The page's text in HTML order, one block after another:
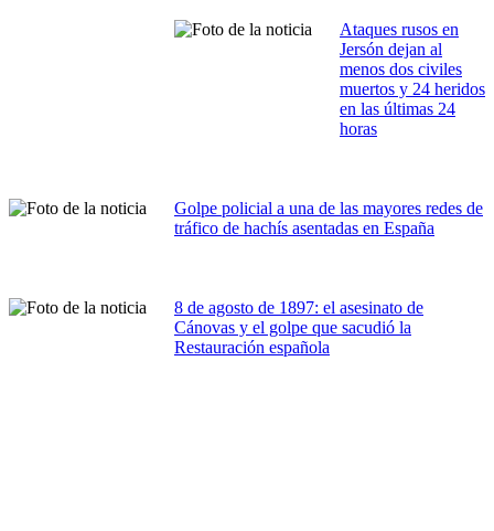
Ataques rusos en
Jersón dejan al
menos dos civiles
muertos y 24 heridos
en las últimas 24
horas
Golpe policial a una de las mayores redes de
tráfico de hachís asentadas en España
8 de agosto de 1897: el asesinato de
Cánovas y el golpe que sacudió la
Restauración española